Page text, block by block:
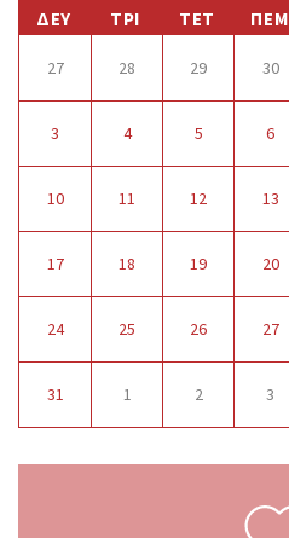
ΔΕΥ ΤΡΙ ΤΕΤ ΠΕΜ
27 28 29 30
3 4 5 6
10 11 12 13
17 18 19 20
24 25 26 27
31 1 2 3